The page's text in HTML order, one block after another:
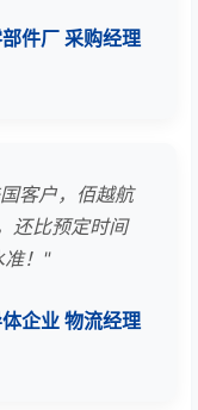
件厂 采购经理
客户，佰越航
还比预定时间
准！"
企业 物流经理